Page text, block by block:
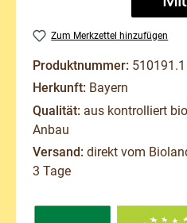
Zum Merkzettel hinzufügen
Produktnummer: 510191.1
Herkunft: Bayern
Qualität: aus kontrolliert
Anbau
Versand: direkt vom
3 Tage